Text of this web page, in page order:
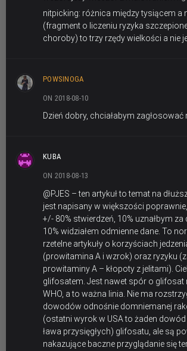
nitpicking: różnica między tysiącem a
(fragment o liczeniu ryzyka
choroby) to trzy rzędy wielkości a nie
POWSINOGA
ON 2018-08-10
Dzień dobry, chciałabym
KUBA
ON 2018-08-13
@PJES – ten artykuł to temat na
jest napisany w większości
+/- 80% stwierdzeń, 10% uznałbym za
10% widziałem odmienne dane. To
rzetelne artykuły o korzyściach
(prowitamina A i wzrok) oraz ryzyku
prowitaminy A – kłopoty z jelitami).
glifosatem. Jest nawet spór o glifosat
WHO, a to ważna linia. Nie ma
dowodów odnośnie domniemanej
(ostatni wyrok w USA to żaden
ława przysięgłych) glifosatu, ale są
nakazujące baczne przyglądanie się